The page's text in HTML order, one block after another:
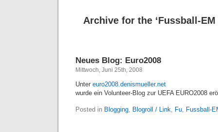
Archive for the ‘Fussball-EM
Neues Blog: Euro2008
Mittwoch, Juni 25th, 2008
Unter euro2008.denismueller.net
wurde ein Volunteer-Blog zur UEFA EURO2008
Posted in Blogging, Blogroll / Link, Fu, Fussball-